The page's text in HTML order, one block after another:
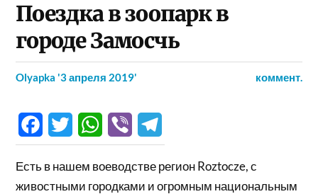
Поездка в зоопарк в
городе Замосчь
Olyapka '3 апреля 2019' коммент.
FacebookTwitter WhatsApp
Viber
Есть в нашем воеводстве регион Roztocze, с
живостными городками и огромным национальным